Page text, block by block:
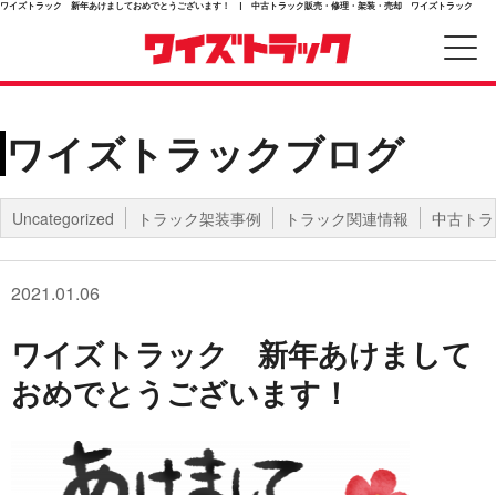
ワイズトラック 新年あけましておめでとうございます！ | 中古トラック販売・修理・架装・売却 ワイズトラック
ワイズトラックブログ
Uncategorized トラック架装事例 トラック関連情報 中古ト
2021.01.06
ワイズトラック 新年あけまして
おめでとうございます！